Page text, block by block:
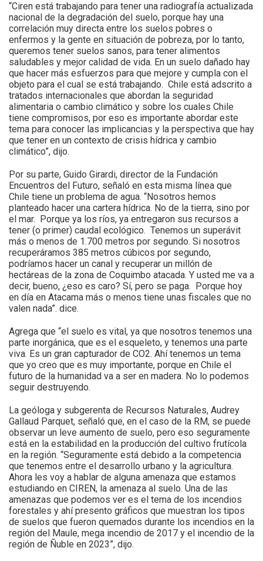
“Ciren está trabajando para tener una radiografía actualizada
nacional de la degradación del suelo, porque hay una
correlación muy directa entre los suelos pobres o
enfermos y la gente en situación de pobreza, por lo tanto,
queremos tener suelos sanos, para tener alimentos
saludables y mejor calidad de vida. En un suelo dañado hay
que hacer más esfuerzos para que mejore y cumpla con el
objeto para el cual se está trabajando. Chile está adscrito a
tratados internacionales que abordan la seguridad
alimentaria o cambio climático y sobre los cuales Chile
tiene compromisos, por eso es importante abordar este
tema para conocer las implicancias y la perspectiva que hay
que tener en un contexto de crisis hídrica y cambio
climático”, dijo.
Por su parte, Guido Girardi, director de la Fundación
Encuentros del Futuro, señaló en esta misma línea que
Chile tiene un problema de agua. “Nosotros hemos
planteado hacer una cartera hídrica. No de la tierra, sino por
el mar. Porque ya los ríos, ya entregaron sus recursos a
tener (o primer) caudal ecológico. Tenemos un superávit
más o menos de 1.700 metros por segundo. Si nosotros
recuperáramos 385 metros cúbicos por segundo,
podríamos hacer un canal y recuperar un millón de
hectáreas de la zona de Coquimbo atacada. Y usted me va a
decir, bueno, ¿eso es caro? Sí, pero se paga. Porque hoy
en día en Atacama más o menos tiene unas fiscales que no
valen nada”. dice.
Agrega que “el suelo es vital, ya que nosotros tenemos una
parte inorgánica, que es el esqueleto, y tenemos una parte
viva. Es un gran capturador de CO2. Ahí tenemos un tema
que yo creo que es muy importante, porque en Chile el
futuro de la humanidad va a ser en madera. No lo podemos
seguir destruyendo.
La geóloga y subgerenta de Recursos Naturales, Audrey
Gallaud Parquet, señaló que, en el caso de la RM, se puede
observar un leve aumento de suelo, pero eso seguramente
está en la estabilidad en la producción del cultivo frutícola
en la región. “Seguramente está debido a la competencia
que tenemos entre el desarrollo urbano y la agricultura.
Ahora les voy a hablar de alguna amenaza que estamos
estudiando en CIREN, la amenaza al suelo. Una de las
amenazas que podemos ver es el tema de los incendios
forestales y ahí presento gráficos que muestran los tipos
de suelos que fueron quemados durante los incendios en la
región del Maule, mega incendio de 2017 y el incendio de la
región de Ñuble en 2023”, dijo.